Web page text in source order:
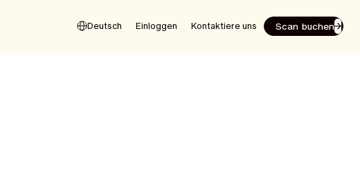
Deutsch Einloggen Kontaktiere uns Scan buchen